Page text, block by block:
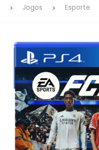
Jogos Esporte